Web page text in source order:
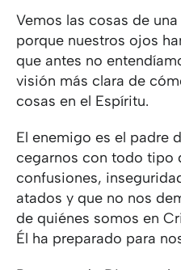
Vemos las cosas de
porque nuestros ojos
que antes no
visión más clara de
cosas en el Espíritu.
El enemigo es el padre
cegarnos con todo tipo
confusiones,
atados y que no nos
de quiénes somos en
Él ha preparado para